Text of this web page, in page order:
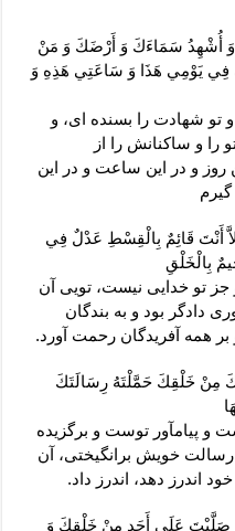
وَ أُشْهِدُ سَمَاءَكَ وَ أَرْضَكَ وَ مَنْ
فِي يَوْمِي هَذَا وَ سَاعَتِي هَذِهِ وَ
تو شهادت را بسنده ‏اى، و
را و ساكنانش را از
روز و در اين ساعت و در اين
أَنْتَ قَائِمٌ بِالْقِسْطِ عَدْلٌ فِي
بِالْخَلْقِ‏
جز تو خدايى نيست، تويى آن
دادگر بود و به بندگان
بر همه آفريدگان رحمت آورد.
مِنْ خَلْقِكَ حَمَّلْتَهُ رِسَالَتَكَ
پيام‏آور توست و برگزيده‏
رسالت خويش برانگيختى، آن
اندرز دهد، اندرز داد.
صَلَّيْتَ عَلَى أَحَدٍ مِنْ خَلْقِكَ وَ